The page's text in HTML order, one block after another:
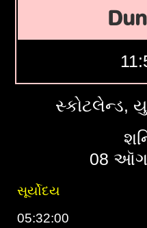
સ્કોટલેન્ડ,
08
સૂર્યોદય
05:32:00